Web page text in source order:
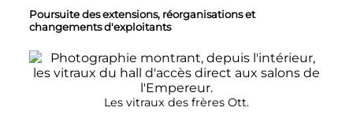
Poursuite des extensions, réorganisations et
changements d'exploitants
Les vitraux des frères Ott.